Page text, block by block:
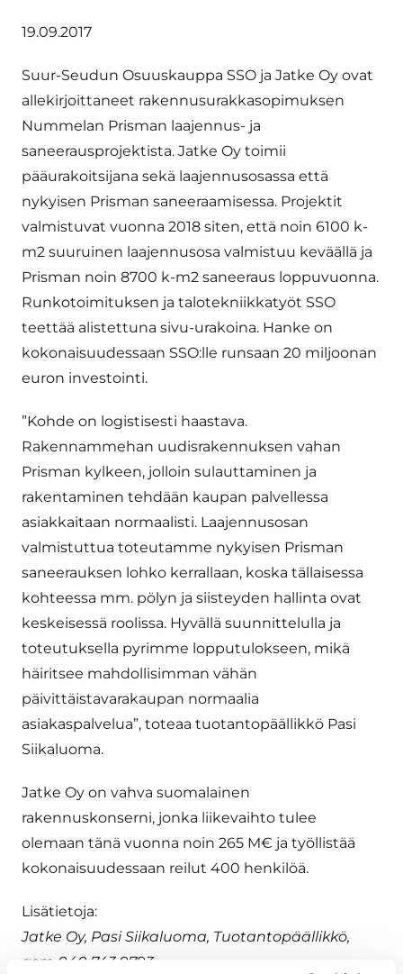
19.09.2017
Suur-Seudun Osuuskauppa SSO ja Jatke Oy ovat
allekirjoittaneet rakennusurakkasopimuksen
Nummelan Prisman laajennus- ja
saneerausprojektista. Jatke Oy toimii
pääurakoitsijana sekä laajennusosassa että
nykyisen Prisman saneeraamisessa. Projektit
valmistuvat vuonna 2018 siten, että noin 6100 k-
m2 suuruinen laajennusosa valmistuu keväällä ja
Prisman noin 8700 k-m2 saneeraus loppuvuonna.
Runkotoimituksen ja talotekniikkatyöt SSO
teettää alistettuna sivu-urakoina. Hanke on
kokonaisuudessaan SSO:lle runsaan 20 miljoonan
euron investointi.
”Kohde on logistisesti haastava.
Rakennammehan uudisrakennuksen vahan
Prisman kylkeen, jolloin sulauttaminen ja
rakentaminen tehdään kaupan palvellessa
asiakkaitaan normaalisti. Laajennusosan
valmistuttua toteutamme nykyisen Prisman
saneerauksen lohko kerrallaan, koska tällaisessa
kohteessa mm. pölyn ja siisteyden hallinta ovat
keskeisessä roolissa. Hyvällä suunnittelulla ja
toteutuksella pyrimme lopputulokseen, mikä
häiritsee mahdollisimman vähän
päivittäistavarakaupan normaalia
asiakaspalvelua”, toteaa tuotantopäällikkö Pasi
Siikaluoma.
Jatke Oy on vahva suomalainen
rakennuskonserni, jonka liikevaihto tulee
olemaan tänä vuonna noin 265 M€ ja työllistää
kokonaisuudessaan reilut 400 henkilöä.
Lisätietoja:
Jatke Oy, Pasi Siikaluoma, Tuotantopäällikkö,
gsm 040 743 9793